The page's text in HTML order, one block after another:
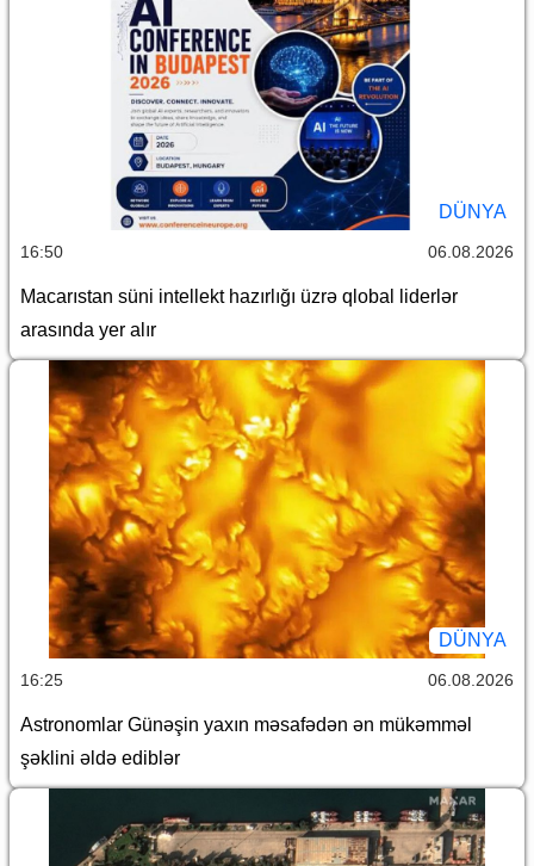
DÜNYA
16:50 06.08.2026
Macarıstan süni intellekt hazırlığı üzrə qlobal liderlər
arasında yer alır
DÜNYA
16:25 06.08.2026
Astronomlar Günəşin yaxın məsafədən ən mükəmməl
şəklini əldə ediblər